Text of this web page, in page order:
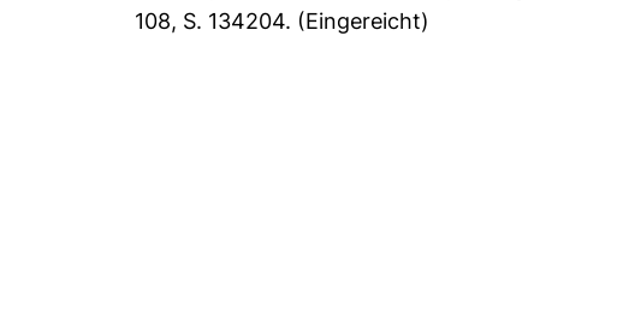
108, S. 134204. (Eingereicht)